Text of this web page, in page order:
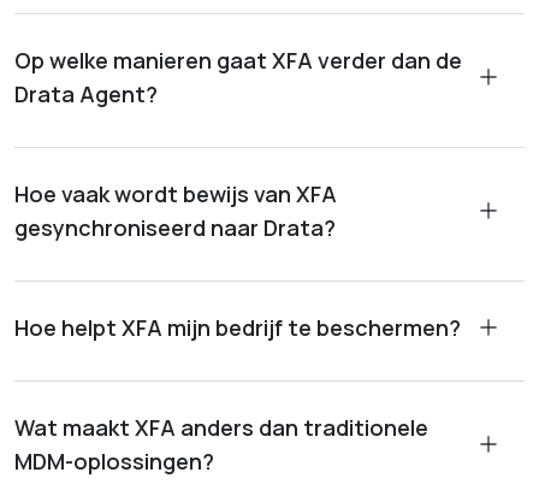
Op welke manieren gaat XFA verder dan de
Drata Agent?
Hoe vaak wordt bewijs van XFA
gesynchroniseerd naar Drata?
Hoe helpt XFA mijn bedrijf te beschermen?
Wat maakt XFA anders dan traditionele
MDM-oplossingen?